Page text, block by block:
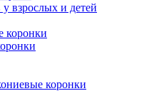
взрослых и детей
коронки